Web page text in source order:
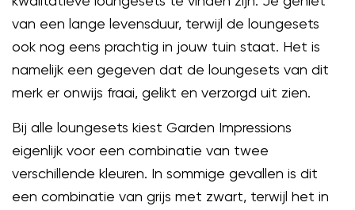
van een lange levensduur, terwijl de loungesets
ook nog eens prachtig in jouw tuin staat. Het is
namelijk een gegeven dat de loungesets van dit
merk er onwijs fraai, gelikt en verzorgd uit zien.
Bij alle loungesets kiest Garden Impressions
eigenlijk voor een combinatie van twee
verschillende kleuren. In sommige gevallen is dit
een combinatie van grijs met zwart, terwijl het in